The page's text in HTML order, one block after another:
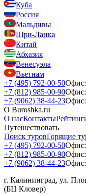
Куба
Россия
Мальдивы
Шри-Ланка
Китай
Абхазия
Венесуэла
Вьетнам
+7 (495) 792-00-50
+7 (812) 985-00-90Офис:
+7 (9062) 38-44-23
О Buroshka.ru
О насКонтакты
Путешествовать
Поиск туровГорящие
+7 (495) 792-00-50
+7 (812) 985-00-90Офис:
+7 (9062) 38-44-23
г. Калининград, ул.
(БЦ Кловер)